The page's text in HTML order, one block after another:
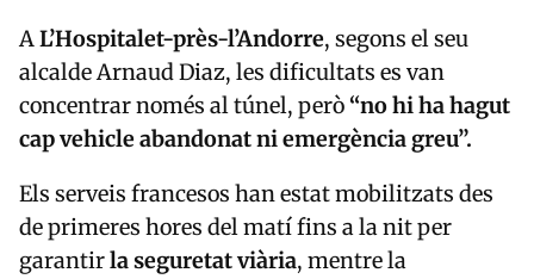
AL’Hospitalet-près-l’Andorre, segons el seu
alcalde Arnaud Diaz, les dificultats es van
concentrar només al túnel, però “no hi ha hagut
cap vehicle abandonat ni emergència greu”.
Els serveis francesos han estat mobilitzats des
de primeres hores del matí fins a la nit per
garantirla seguretat viària, mentre la